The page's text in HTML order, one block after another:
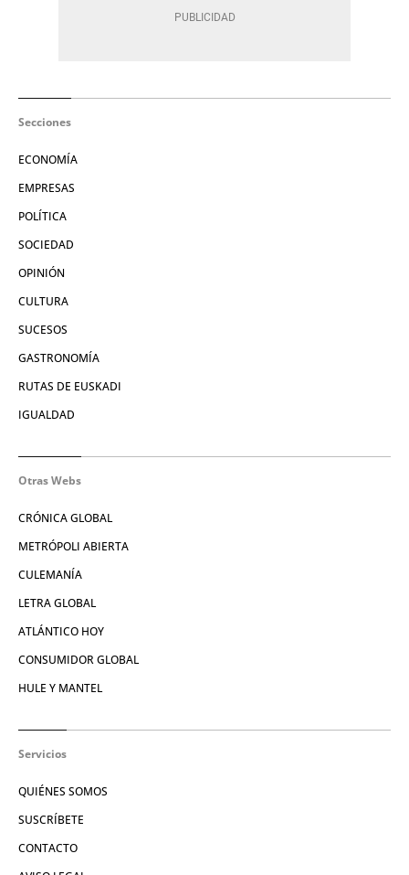
Secciones
ECONOMÍA
EMPRESAS
POLÍTICA
SOCIEDAD
OPINIÓN
CULTURA
SUCESOS
GASTRONOMÍA
RUTAS DE EUSKADI
IGUALDAD
Otras Webs
CRÓNICA GLOBAL
METRÓPOLI ABIERTA
CULEMANÍA
LETRA GLOBAL
ATLÁNTICO HOY
CONSUMIDOR GLOBAL
HULE Y MANTEL
Servicios
QUIÉNES SOMOS
SUSCRÍBETE
CONTACTO